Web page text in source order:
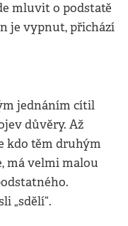
mluvit o podstatě
je vypnut, přichází
jednáním cítil
důvěry. Až
kdo těm druhým
má velmi malou
„sdělí“.